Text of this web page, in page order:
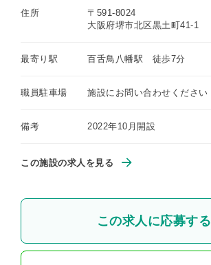
住所
〒591-8024
大阪府堺市北区黒土町41-1
最寄り駅 百舌鳥八幡駅 徒歩7分
職員駐車場 施設にお問い合わせください
備考 2022年10月開設
この施設の求人を見る
この求人に応募する